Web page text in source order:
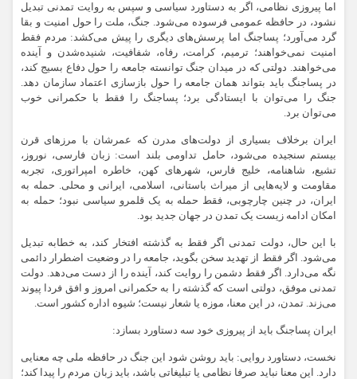
اما پیروزی نظامی، اگر به دستاورد سیاسی و سپس به روایت تمدنی تبدیل
نشود، در حافظه عمومی فرسوده می‌شود. جنگ، ملت را حول امنیت و بقا
گرد می‌آورد؛ پساجنگ اما پرسش‌های دیگری را پیش می‌کشد: مردم فقط
امنیت نمی‌خواهند؛ ترمیم، کرامت، رفاه، شفافیت، شنیده‌شدن و آینده
می‌خواهند. دولتی که در میدان جنگ توانسته جامعه را حول دفاع بسیج کند،
در پساجنگ باید بتواند همان جامعه را حول بازسازی اعتماد سازمان دهد.
جنگ را می‌توان با ایستادگی برد؛ پساجنگ را فقط با حکمرانی خوب
می‌توان برد.
ایران برخلاف بسیاری از دولت‌های مدرن که عمرشان با مرزهای قرن
بیستم سنجیده می‌شود، حامل تداومی بلند است: زبان فارسی، نوروز،
تشیع، شاهنامه، خلیج فارس، شهرهای کهن، خاطره امپراتوری، تجربه
مقاومت و لایه‌هایی از میراث باستانی، اسلامی، ایرانی و محلی. حمله به
ایران، در چنین چارچوبی، فقط حمله به یک قلمرو سیاسی نبود؛ حمله به
امکان ادامه زیست یک تمدن در جهان جدید بود.
با این حال، دولت تمدنی اگر فقط به گذشته افتخار کند، به خطابه تبدیل
می‌شود. اگر فقط از تهدید سخن بگوید، جامعه را در وضعیت اضطرار دائمی
نگه می‌دارد. اگر فقط دشمن را روایت کند، آینده را از دست می‌دهد. دولت
تمدنی موفق، دولتی است که گذشته را به حکمرانی امروز و افق فردا پیوند
می‌زند. تمدن، در این معنا، موزه یا شعار نیست؛ شیوه اداره کشور است.
ایران پساجنگ باید از پیروزی خود سه دستاورد بسازد:
نخست، دستاورد روایی: باید روشن شود این جنگ در حافظه ملی چه معنایی
دارد. این معنا نباید صرفا نظامی یا تبلیغاتی باشد، باید زبان مردم را پیدا کند؛